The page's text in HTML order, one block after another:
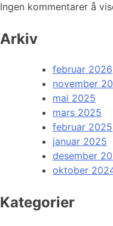
Ingen kommentarer å
Arkiv
februar 2026
november
mai 2025
mars 2025
februar 2025
januar 2025
desember
oktober
Kategorier